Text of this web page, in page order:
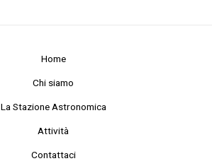
Home
Chi siamo
La Stazione Astronomica
Attività
Contattaci